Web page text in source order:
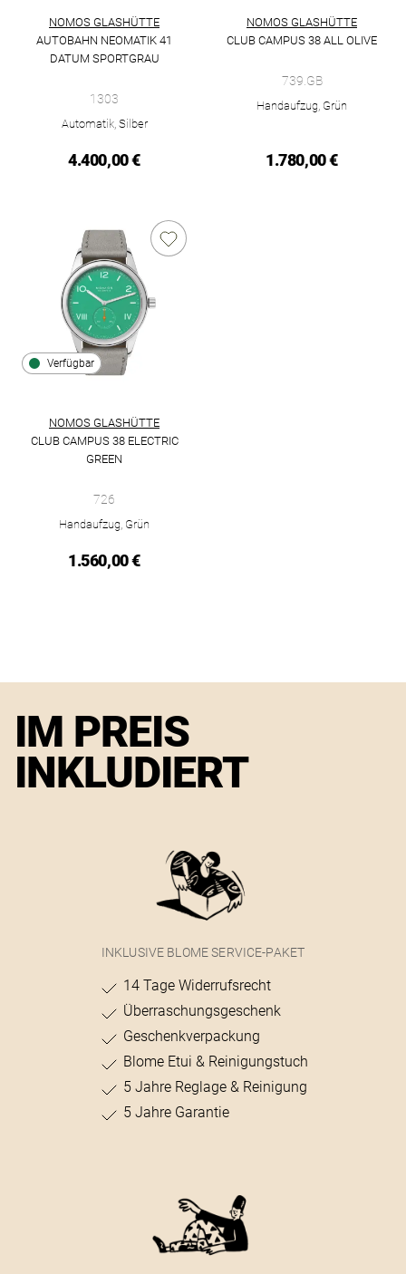
NOMOS GLASHÜTTE
AUTOBAHN NEOMATIK 41
DATUM SPORTGRAU
NOMOS Glashütte Autobahn neomatik 41 Datum sportgrau,
1303
Automatik, Silber
4.400,00 €
NOMOS GLASHÜTTE
CLUB CAMPUS 38 ALL OLIVE
739.GB
Handaufzug, Grün
1.780,00 €
Verfügbar
NOMOS GLASHÜTTE
CLUB CAMPUS 38 ELECTRIC
GREEN
726
Handaufzug, Grün
1.560,00 €
IM PREIS
INKLUDIERT
INKLUSIVE BLOME SERVICE-PAKET
14 Tage Widerrufsrecht
Überraschungsgeschenk
Geschenkverpackung
Blome Etui & Reinigungstuch
5 Jahre Reglage & Reinigung
5 Jahre Garantie